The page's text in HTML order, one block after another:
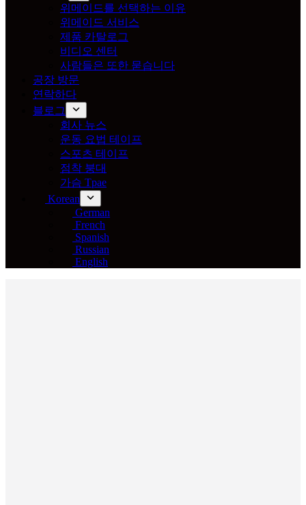
위메이드를 선택하는 이유
위메이드 서비스
제품 카탈로그
비디오 센터
사람들은 또한 묻습니다
공장 방문
연락하다
블로그
회사 뉴스
운동 요법 테이프
스포츠 테이프
점착 붕대
가슴 Tpae
Korean
German
French
Spanish
Russian
English